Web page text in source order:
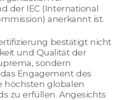
der IEC (International
anerkannt ist.
bestätigt nicht
und Qualität der
sondern
Engagement des
höchsten globalen
zu erfüllen. Angesichts